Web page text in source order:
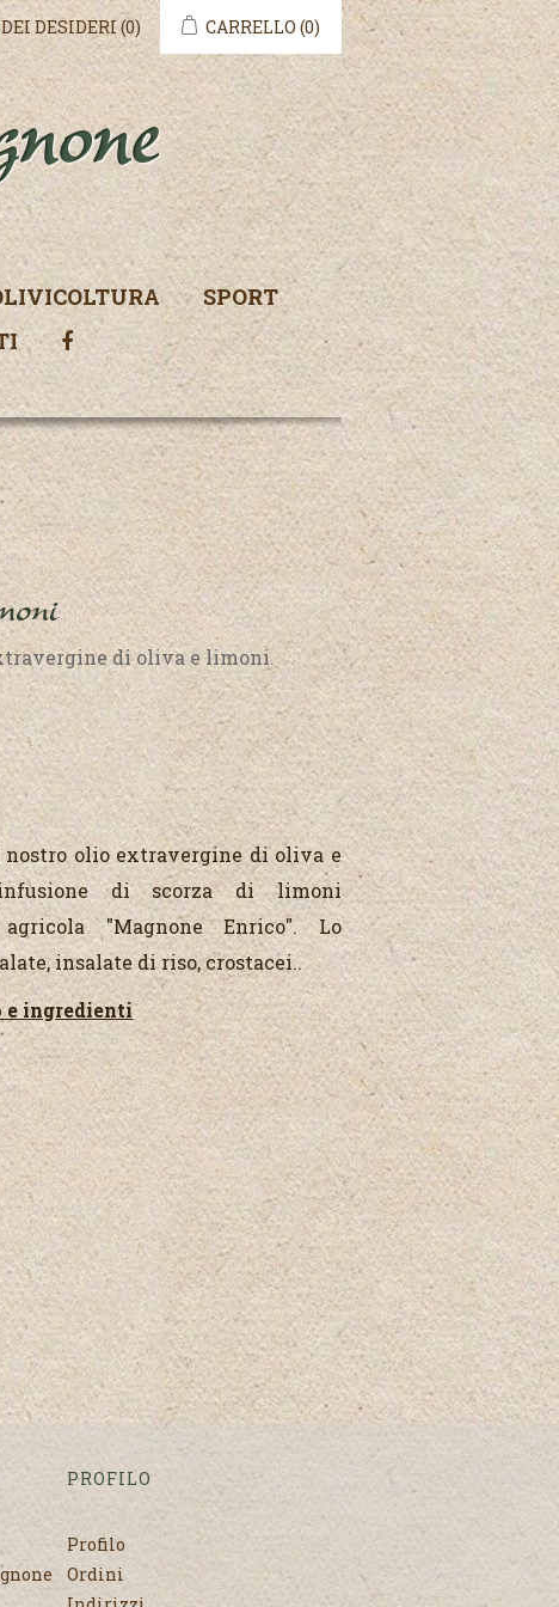
DESIDERI(0) CARRELLO (0)
SPORT
di oliva e limoni.
olio extravergine di oliva e
infusione di scorza di limoni
"Magnone Enrico". Lo
insalate di riso, crostacei..
e ingredienti
PROFILO
Profilo
Ordini